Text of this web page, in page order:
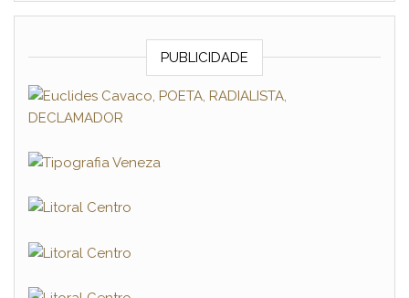
PUBLICIDADE